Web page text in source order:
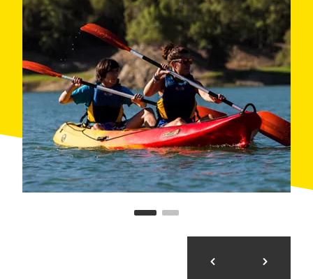
другой вид деятельности: походы с гидом, конные
маршруты и другое. Кроме того, в окрестностях
большой выбор ресторанов.